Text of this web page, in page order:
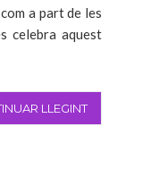
a part de les
celebra aquest
LLEGINT